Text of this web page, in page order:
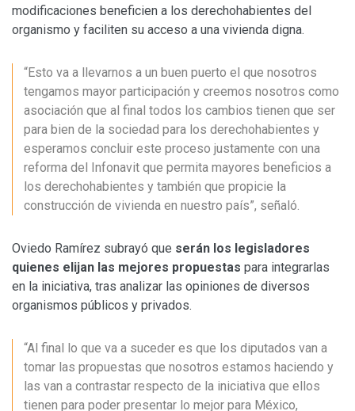
modificaciones beneficien a los derechohabientes del
organismo y faciliten su acceso a una vivienda digna.
“Esto va a llevarnos a un buen puerto el que nosotros
tengamos mayor participación y creemos nosotros como
asociación que al final todos los cambios tienen que ser
para bien de la sociedad para los derechohabientes y
esperamos concluir este proceso justamente con una
reforma del Infonavit que permita mayores beneficios a
los derechohabientes y también que propicie la
construcción de vivienda en nuestro país”, señaló.
Oviedo Ramírez subrayó que serán los legisladores
quienes elijan las mejores propuestas para integrarlas
en la iniciativa, tras analizar las opiniones de diversos
organismos públicos y privados.
“Al final lo que va a suceder es que los diputados van a
tomar las propuestas que nosotros estamos haciendo y
las van a contrastar respecto de la iniciativa que ellos
tienen para poder presentar lo mejor para México,